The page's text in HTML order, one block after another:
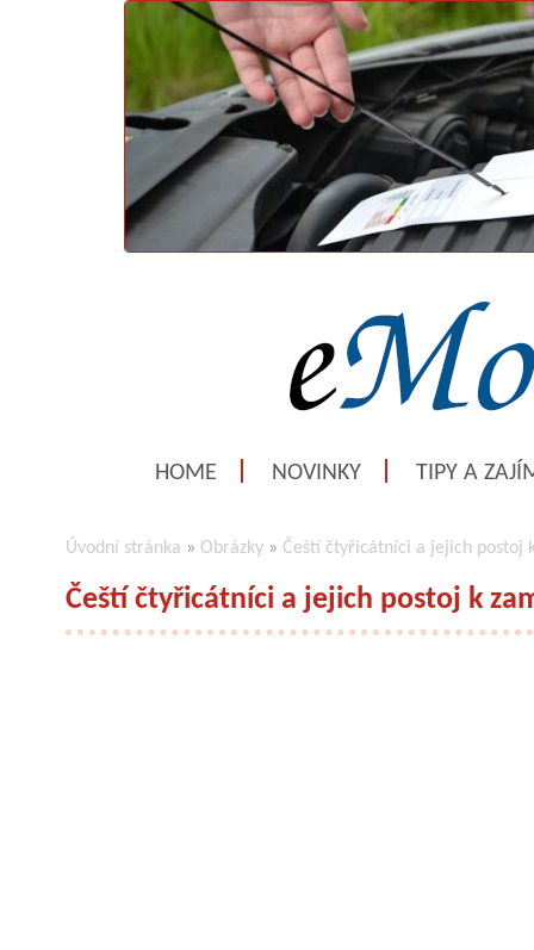
HOME NOVINKY TIPY A
Úvodní stránka » Obrázky » Čeští čtyřicátníci a jejich postoj
Čeští čtyřicátníci a jejich postoj k